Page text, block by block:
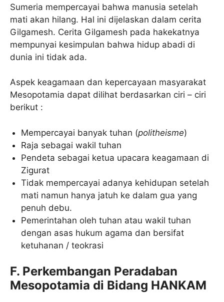
Sumeria mempercayai bahwa manusia setelah
mati akan hilang. Hal ini dijelaskan dalam cerita
Gilgamesh. Cerita Gilgamesh pada hakekatnya
mempunyai kesimpulan bahwa hidup abadi di
dunia ini tidak ada.
Aspek keagamaan dan kepercayaan masyarakat
Mesopotamia dapat dilihat berdasarkan ciri – ciri
berikut :
Mempercayai banyak tuhan (politheisme)
Raja sebagai wakil tuhan
Pendeta sebagai ketua upacara keagamaan di
Zigurat
Tidak mempercayai adanya kehidupan setelah
mati namun hanya jatuh ke dalam gua yang
penuh debu.
Pemerintahan oleh tuhan atau wakil tuhan
dengan asas hukum agama dan bersifat
ketuhanan / teokrasi
F. Perkembangan Peradaban
Mesopotamia di Bidang HANKAM